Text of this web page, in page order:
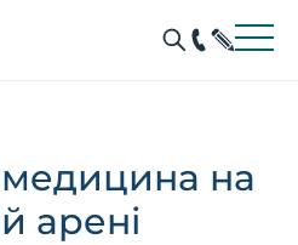
медицина на
арені